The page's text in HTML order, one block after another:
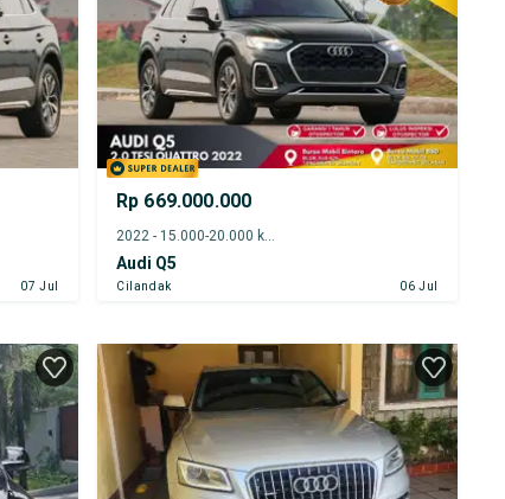
07 Jul
Rp 669.000.000
2022 - 15.000-20.000 km
Audi Q5
Cilandak 06 Jul